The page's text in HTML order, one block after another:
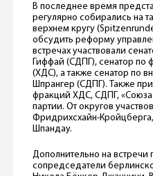
В последнее время
регулярно собирались на
верхнем кругу
обсудить реформу
встречах участвовали
Гиффай (СДПГ), сенатор по
(ХДС), а также сенатор по
Шпрангер (СДПГ). Также
фракций ХДС, СДПГ,
партии. От округов
Фридрихсхайн-
Шпандау.
Дополнительно на встречи
сопредседатели